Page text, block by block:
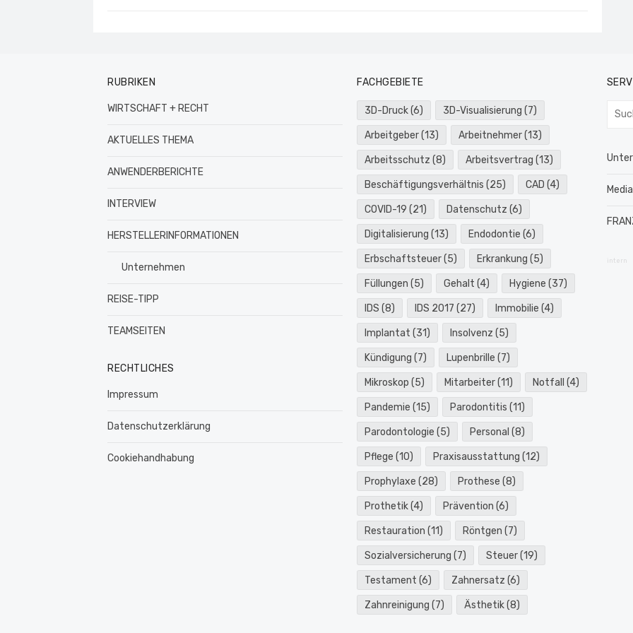
RUBRIKEN
WIRTSCHAFT + RECHT
AKTUELLES THEMA
ANWENDERBERICHTE
INTERVIEW
HERSTELLERINFORMATIONEN
Unternehmen
REISE-TIPP
TEAMSEITEN
RECHTLICHES
Impressum
Datenschutzerklärung
Cookiehandhabung
FACHGEBIETE
3D-Druck(6) 3D-Visualisierung (7)
Arbeitgeber(13) Arbeitnehmer(13)
Arbeitsschutz (8) Arbeitsvertrag (13)
Beschäftigungsverhältnis (25) CAD (4)
COVID-19 (21) Datenschutz (6)
Digitalisierung (13) Endodontie (6)
Erbschaftsteuer(5) Erkrankung (5)
Füllungen (5) Gehalt (4) Hygiene (37)
IDS (8) IDS 2017 (27) Immobilie (4)
Implantat (31) Insolvenz (5)
Kündigung (7) Lupenbrille (7)
Mikroskop (5) Mitarbeiter(11) Notfall (4)
Pandemie (15) Parodontitis (11)
Parodontologie (5) Personal (8)
Pflege (10) Praxisausstattung (12)
Prophylaxe (28) Prothese (8)
Prothetik(4) Prävention (6)
Restauration (11) Röntgen (7)
Sozialversicherung (7) Steuer(19)
Testament (6) Zahnersatz (6)
Zahnreinigung (7) Ästhetik(8)
intern